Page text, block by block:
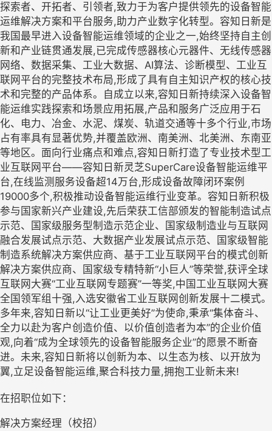
探索者、开拓者、引领者,致力于为客户提供领先的设备智能
运维解决方案和平台服务,助力产业数字化转型。容知日新是
我国最早进入设备智能运维领域的企业之一,始终坚持自主创
新和产业链贯通发展,已完成传感器核心元器件、无线传感器
网络、数据采集、工业大数据、AI算法、诊断模型、工业互
联网平台的完整技术布局,形成了具有自主知识产权的核心技
术和完整的产品体系。自成立以来,容知日新持续深入设备智
能运维实践探索和场景应用拓展,产品和服务广泛应用于石
化、电力、冶金、水泥、煤炭、轨道交通等十多个行业,市场
占有率具有显著优势,并覆盖欧洲、南美洲、北美洲、东南亚
等地区。面向行业痛点和难点,容知日新打造了专业技术型工
业互联网平台——容知日新灵芝SuperCare设备智能运维平
台,在线监测服务设备超14万台,形成设备故障闭环案例
19000多个,积极推动设备智能运维行业变革。容知日新积极
参与国家新兴产业建设,先后荣获工信部颁发的智能制造试点
示范、国家级服务型制造示范企业、国家级制造业与互联网
融合发展试点示范、大数据产业发展试点示范、国家级智能
制造系统解决方案供应商、基于工业互联网平台的模式创新
解决方案供应商、国家级专精特新“小巨人”等荣誉,获评全球
互联网大赛“工业互联网专题赛”一等奖,中国工业互联网大赛
全国领军组十强,入选安徽省工业互联网创新发展十二模式。
多年来,容知日新以“让工业更美好”为使命,秉承“集体奋斗、
全力以赴为客户创造价值、以价值创造者为本”的企业价值
观,向着“成为全球领先的设备智能服务企业”的愿景不断奋
进。未来,容知日新将以创新为本、以生态为核、以开放为
翼,立足设备智能运维,聚合科技力量,拥抱工业新未来!
在招职位如下：
解决方案经理（校招）